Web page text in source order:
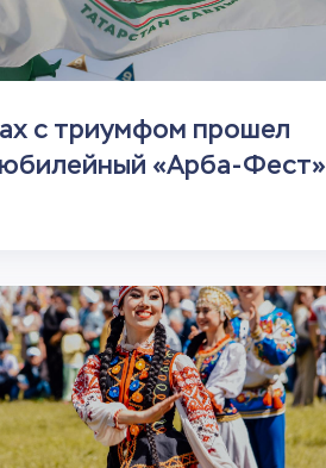
с триумфом прошел
«Арба‑Фест»